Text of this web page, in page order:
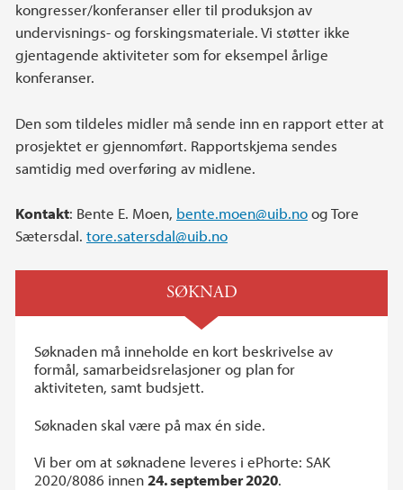
kongresser/konferanser eller til produksjon av
undervisnings- og forskingsmateriale. Vi støtter ikke
gjentagende aktiviteter som for eksempel årlige
konferanser.
Den som tildeles midler må sende inn en rapport etter at
prosjektet er gjennomført. Rapport­skjema sendes
samtidig med overføring av midlene.
Kontakt: Bente E. Moen, bente.moen@uib.noog Tore
Sætersdal. tore.satersdal@uib.no
SØKNAD
Søknaden må inneholde en kort beskrivelse av
formål, samarbeidsrelasjoner og plan for
aktiviteten, samt budsjett.
Søknaden skal være på max én side.
Vi ber om at søknadene leveres i ePhorte: SAK
2020/8086 innen24. september 2020.